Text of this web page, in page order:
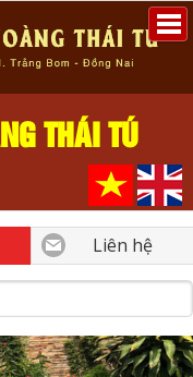
THÁI TÚ
Liên hệ